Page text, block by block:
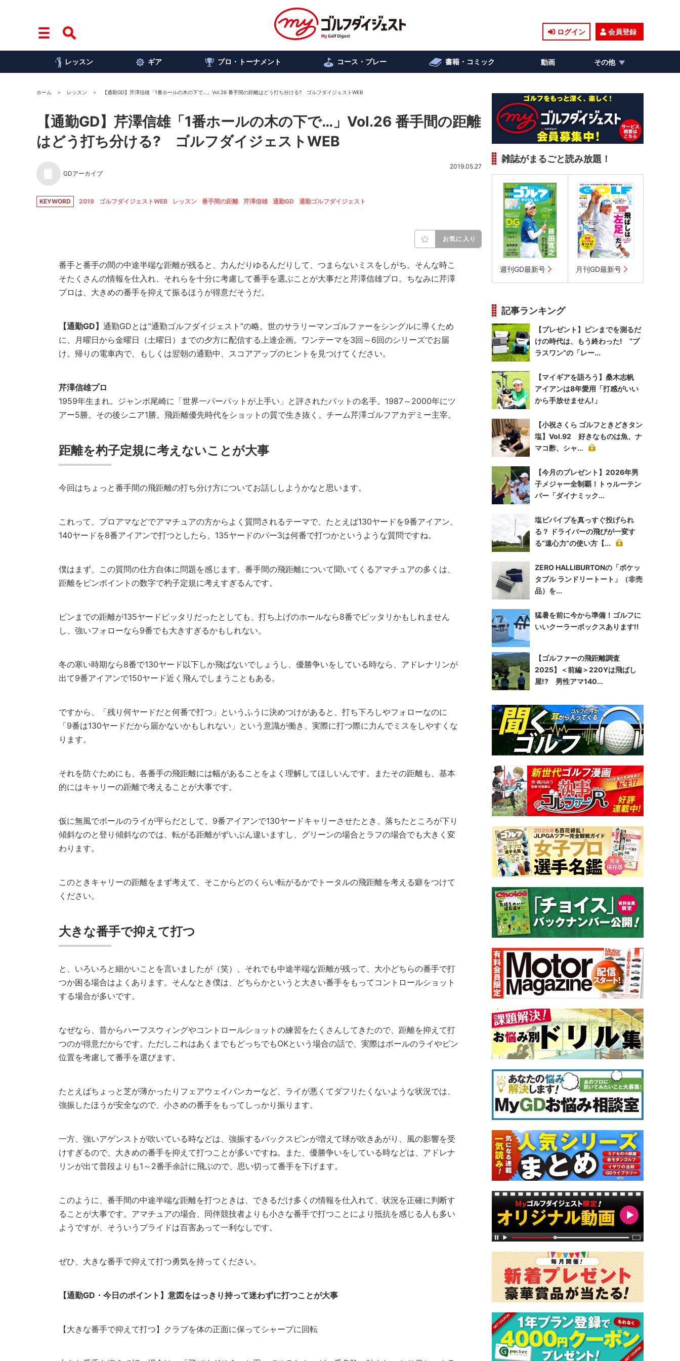
ログイン 会員登録
レッスン ギア プロ・トーナメント コース・プレー 書籍・コミック 動画 その他
ホーム レッスン 【通勤GD】芹澤信雄「1番ホールの木の下で…」Vol.26 番手間の距離はどう打ち分ける? ゴルフダイジェストWEB
【通勤GD】芹澤信雄「1番ホールの木の下で…」Vol.26 番手間の距離
はどう打ち分ける? ゴルフダイジェストWEB
GDアーカイブ
2019.05.27
KEYWORD 2019 ゴルフダイジェストWEB レッスン 番手間の距離 芹澤信雄 通勤GD 通勤ゴルフダイジェスト
お気に入り
番手と番手の間の中途半端な距離が残ると、力んだりゆるんだりして、つまらないミスをしがち。そんな時こ
そたくさんの情報を仕入れ、それらを十分に考慮して番手を選ぶことが大事だと芹澤信雄プロ。ちなみに芹澤
プロは、大きめの番手を抑えて振るほうが得意だそうだ。
【通勤GD】 通勤GDとは‟通勤ゴルフダイジェスト”の略。世のサラリーマンゴルファーをシングルに導くため
に、月曜日から金曜日（土曜日）までの夕方に配信する上達企画。ワンテーマを3回～6回のシリーズでお届
け。帰りの電車内で、もしくは翌朝の通勤中、スコアアップのヒントを見つけてください。
芹澤信雄プロ
1959年生まれ。ジャンボ尾崎に「世界一パーパットが上手い」と評されたパットの名手。1987～2000年にツ
アー5勝。その後シニア1勝。飛距離優先時代をショットの質で生き抜く。チーム芹澤ゴルフアカデミー主宰。
距離を杓子定規に考えないことが大事
今回はちょっと番手間の飛距離の打ち分け方についてお話ししようかなと思います。
これって、プロアマなどでアマチュアの方からよく質問されるテーマで、たとえば130ヤードを9番アイアン、
140ヤードを8番アイアンで打つとしたら、135ヤードのパー3は何番で打つかというような質問ですね。
僕はまず、この質問の仕方自体に問題を感じます。番手間の飛距離について聞いてくるアマチュアの多くは、
距離をピンポイントの数字で杓子定規に考えすぎるんです。
ピンまでの距離が135ヤードピッタリだったとしても、打ち上げのホールなら8番でピッタリかもしれません
し、強いフォローなら9番でも大きすぎるかもしれない。
冬の寒い時期なら8番で130ヤード以下しか飛ばないでしょうし、優勝争いをしている時なら、アドレナリンが
出て9番アイアンで150ヤード近く飛んでしまうこともある。
ですから、「残り何ヤードだと何番で打つ」というふうに決めつけがあると、打ち下ろしやフォローなのに
「9番は130ヤードだから届かないかもしれない」という意識が働き、実際に打つ際に力んでミスをしやすくな
ります。
それを防ぐためにも、各番手の飛距離には幅があることをよく理解してほしいんです。またその距離も、基本
的にはキャリーの距離で考えることが大事です。
仮に無風でボールのライが平らだとして、9番アイアンで130ヤードキャリーさせたとき、落ちたところが下り
傾斜なのと登り傾斜なのでは、転がる距離がずいぶん違いますし、グリーンの場合とラフの場合でも大きく変
わります。
このときキャリーの距離をまず考えて、そこからどのくらい転がるかでトータルの飛距離を考える癖をつけて
ください。
大きな番手で抑えて打つ
と、いろいろと細かいことを言いましたが（笑）、それでも中途半端な距離が残って、大小どちらの番手で打
つか困る場合はよくあります。そんなとき僕は、どちらかというと大きい番手をもってコントロールショット
する場合が多いです。
なぜなら、昔からハーフスウィングやコントロールショットの練習をたくさんしてきたので、距離を抑えて打
つのが得意だからです。ただしこれはあくまでもどっちでもOKという場合の話で、実際はボールのライやピン
位置を考慮して番手を選びます。
たとえばちょっと芝が薄かったりフェアウェイバンカーなど、ライが悪くてダフリたくないような状況では、
強振したほうが安全なので、小さめの番手をもってしっかり振ります。
一方、強いアゲンストが吹いている時などは、強振するバックスピンが増えて球が吹きあがり、風の影響を受
けすぎるので、大きめの番手を抑えて打つことが多いですね。また、優勝争いをしている時などは、アドレナ
リンが出て普段よりも1～2番手余計に飛ぶので、思い切って番手を下げます。
このように、番手間の中途半端な距離を打つときは、できるだけ多くの情報を仕入れて、状況を正確に判断す
ることが大事です。アマチュアの場合、同伴競技者よりも小さな番手で打つことにより抵抗を感じる人も多い
ようですが、そういうプライドは百害あって一利なしです。
ぜひ、大きな番手で抑えて打つ勇気を持ってください。
【通勤GD・今日のポイント】意図をはっきり持って迷わずに打つことが大事
【大きな番手で抑えて打つ】クラブを体の正面に保ってシャープに回転
雑誌がまるごと読み放題！
週刊GD最新号 月刊GD最新号
記事ランキング
【プレゼント】ピンまでを測るだ
けの時代は、もう終わった! “プ
ラスワン”の「レー...
【マイギアを語ろう】桑木志帆
アイアンは8年愛用「打感がいい
から手放せません!」
【小祝さくら ゴルフときどきタン
塩】Vol.92 好きなものは魚、ナ
マコ酢、シャ...
【今月のプレゼント】2026年男
子メジャー全制覇！トゥルーテン
パー「ダイナミック...
塩ビパイプを真っすぐ投げられ
る？ ドライバーの飛びが一変す
る“遠心力”の使い方【...
ZERO HALLIBURTONの「ポケッ
タブル ランドリートート」（非売
品）を...
猛暑を前に今から準備！ゴルフに
いいクーラーボックスあります!!
【ゴルファーの飛距離調査
2025】＜前編＞220Yは飛ばし
屋!? 男性アマ140...